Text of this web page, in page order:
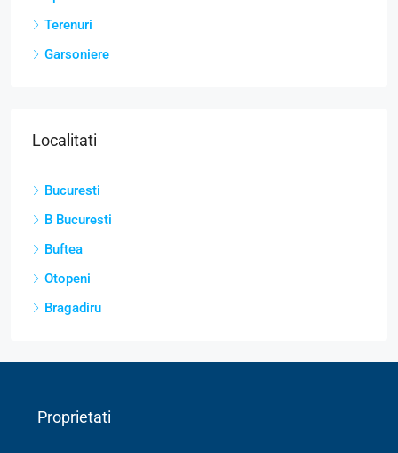
Terenuri
Garsoniere
Localitati
Bucuresti
B Bucuresti
Buftea
Otopeni
Bragadiru
Proprietati